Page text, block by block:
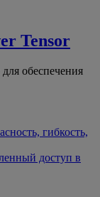
Tensor
обеспечения
гибкость,
доступ в